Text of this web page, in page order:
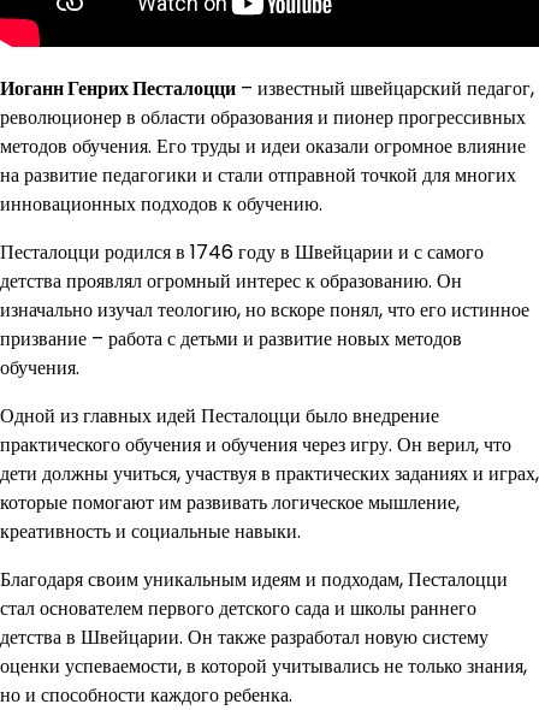
Иоганн Генрих Песталоцци – известный швейцарский педагог,
революционер в области образования и пионер прогрессивных
методов обучения. Его труды и идеи оказали огромное влияние
на развитие педагогики и стали отправной точкой для многих
инновационных подходов к обучению.
Песталоцци родился в 1746 году в Швейцарии и с самого
детства проявлял огромный интерес к образованию. Он
изначально изучал теологию, но вскоре понял, что его истинное
призвание – работа с детьми и развитие новых методов
обучения.
Одной из главных идей Песталоцци было внедрение
практического обучения и обучения через игру. Он верил, что
дети должны учиться, участвуя в практических заданиях и играх,
которые помогают им развивать логическое мышление,
креативность и социальные навыки.
Благодаря своим уникальным идеям и подходам, Песталоцци
стал основателем первого детского сада и школы раннего
детства в Швейцарии. Он также разработал новую систему
оценки успеваемости, в которой учитывались не только знания,
но и способности каждого ребенка.